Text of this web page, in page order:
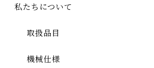
私たちについて
取扱品目
機械仕様